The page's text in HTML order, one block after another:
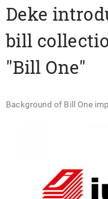
Deke
bill
"Bill One"
Background of Bill One